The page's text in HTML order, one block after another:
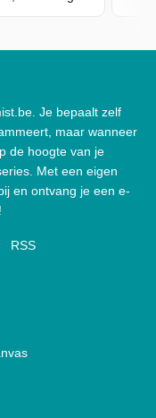
Je bepaalt zelf
maar wanneer
de hoogte van je
Met een eigen
en ontvang je een e-
RSS